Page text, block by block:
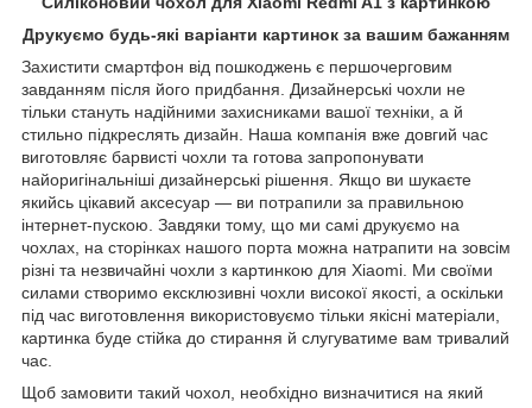
Друкуємо будь-які варіанти картинок за вашим бажанням
Захистити смартфон від пошкоджень є першочерговим
завданням після його придбання. Дизайнерські чохли не
тільки стануть надійними захисниками вашої техніки, а й
стильно підкреслять дизайн. Наша компанія вже довгий час
виготовляє барвисті чохли та готова запропонувати
найоригінальніші дизайнерські рішення. Якщо ви шукаєте
якийсь цікавий аксесуар — ви потрапили за правильною
інтернет-пускою. Завдяки тому, що ми самі друкуємо на
чохлах, на сторінках нашого порта можна натрапити на зовсім
різні та незвичайні чохли з картинкою для Xiaomi. Ми своїми
силами створимо ексклюзивні чохли високої якості, а оскільки
під час виготовлення використовуємо тільки якісні матеріали,
картинка буде стійка до стирання й слугуватиме вам тривалий
час.
Щоб замовити такий чохол, необхідно визначитися на який